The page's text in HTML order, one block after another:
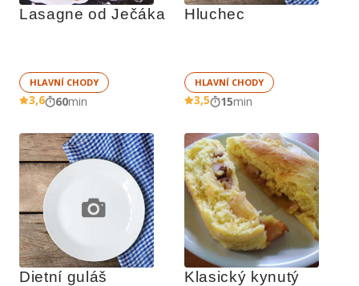
Lasagne od Ječáka
HLAVNÍ CHODY
3,6 60min
Hluchec
HLAVNÍ CHODY
3,5 15min
Dietní guláš
Klasický kynutý